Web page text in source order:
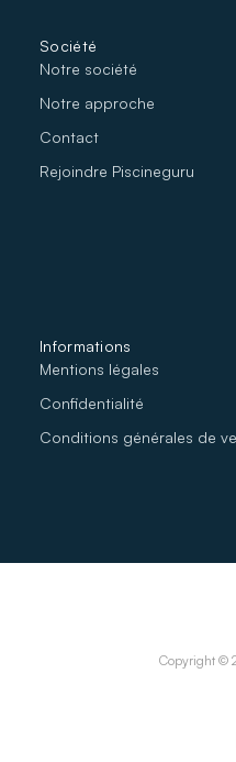
Société
Notre société
Notre approche
Contact
Rejoindre Piscineguru
Informations
Mentions légales
Confidentialité
Conditions générales de
Copyright ©